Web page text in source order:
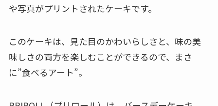
や写真がプリントされたケーキです。
このケーキは、見た目のかわいらしさと、味の美
味しさの両方を楽しむことができるので、まさ
に”食べるアート”。